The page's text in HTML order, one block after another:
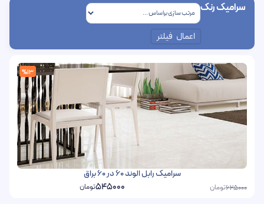
سرامیک رنک
اعمال فیلتر
%13
سرامیک رابل الوند 60 در 60 براق
625000تومان 545000تومان